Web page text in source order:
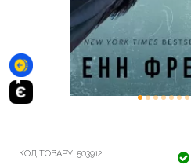
КОД ТОВАРУ: 503912